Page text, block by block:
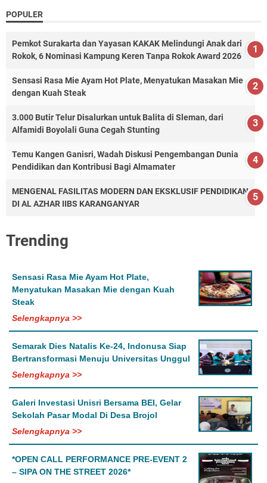
POPULER
Pemkot Surakarta dan Yayasan KAKAK Melindungi Anak dari
Rokok, 6 Nominasi Kampung Keren Tanpa Rokok Award 2026
Sensasi Rasa Mie Ayam Hot Plate, Menyatukan Masakan Mie
dengan Kuah Steak
3.000 Butir Telur Disalurkan untuk Balita di Sleman, dari
Alfamidi Boyolali Guna Cegah Stunting
Temu Kangen Ganisri, Wadah Diskusi Pengembangan Dunia
Pendidikan dan Kontribusi Bagi Almamater
MENGENAL FASILITAS MODERN DAN EKSKLUSIF PENDIDIKAN
DI AL AZHAR IIBS KARANGANYAR
Trending
Sensasi Rasa Mie Ayam Hot Plate,
Menyatukan Masakan Mie dengan Kuah
Steak
Selengkapnya >>
Semarak Dies Natalis Ke-24, Indonusa Siap
Bertransformasi Menuju Universitas Unggul
Selengkapnya >>
Galeri Investasi Unisri Bersama BEI, Gelar
Sekolah Pasar Modal Di Desa Brojol
Selengkapnya >>
*OPEN CALL PERFORMANCE PRE-EVENT 2
– SIPA ON THE STREET 2026*